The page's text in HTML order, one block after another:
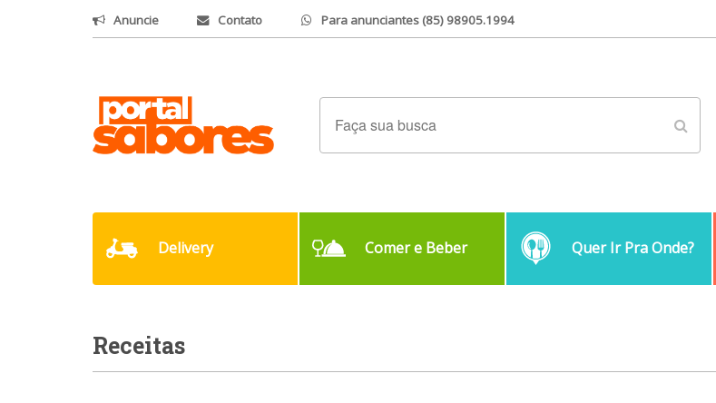
Anuncie Contato Para anunciantes (85) 98905.1994
Delivery Comer e Beber Quer Ir Pra Onde?
Receitas